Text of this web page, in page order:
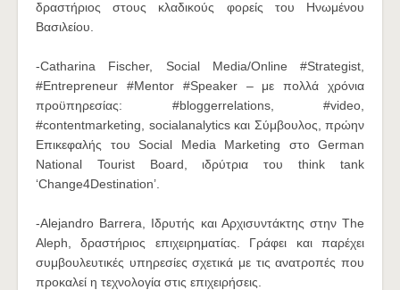
δραστήριος στους κλαδικούς φορείς του Ηνωμένου
Βασιλείου.
-Catharina Fischer, Social Media/Online #Strategist,
#Entrepreneur #Mentor #Speaker – με πολλά χρόνια
προϋπηρεσίας: #bloggerrelations, #video,
#contentmarketing, socialanalytics και Σύμβουλος, πρώην
Επικεφαλής του Social Media Marketing στο German
National Tourist Board, ιδρύτρια του think tank
‘Change4Destination’.
-Alejandro Barrera, Ιδρυτής και Αρχισυντάκτης στην The
Aleph, δραστήριος επιχειρηματίας. Γράφει και παρέχει
συμβουλευτικές υπηρεσίες σχετικά με τις ανατροπές που
προκαλεί η τεχνολογία στις επιχειρήσεις.